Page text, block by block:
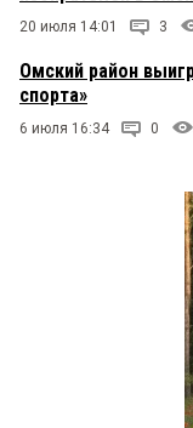
20 июля 14:01 3
Омский район
спорта»
6 июля 16:34 0